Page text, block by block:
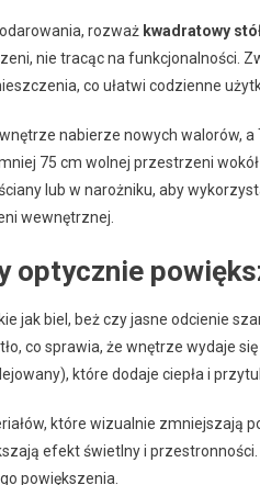
rozważ kwadratowy
nie tracąc na funkcjonalności.
co ułatwi codzienne
nabierze nowych walorów,
75 cm wolnej przestrzeni
lub w narożniku, aby
wewnętrznej.
optycznie
jak biel, beż czy jasne odcienie
co sprawia, że wnętrze wydaje
które dodaje ciepła i
które wizualnie zmniejszają
efekt świetlny i
powiększenia.